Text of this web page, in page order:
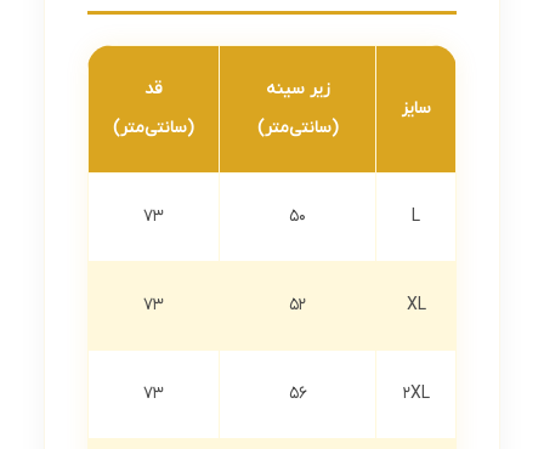
سایز
زیر سینه
(سانتی‌متر)
قد
(سانتی‌متر)
L
50
73
XL
52
73
2XL
56
73